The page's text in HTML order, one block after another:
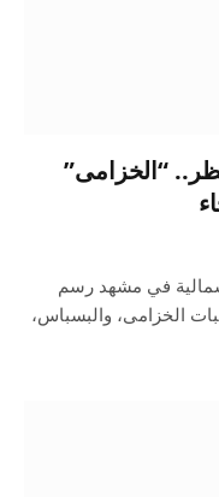
“الخزامى”
في مشهد رسم
الخزامى، والبسباس،